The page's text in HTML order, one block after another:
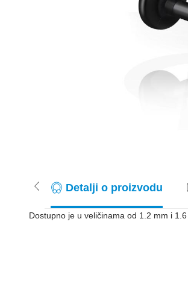
Detalji o proizvodu
Dostupno je u veličinama od 1.2 mm i